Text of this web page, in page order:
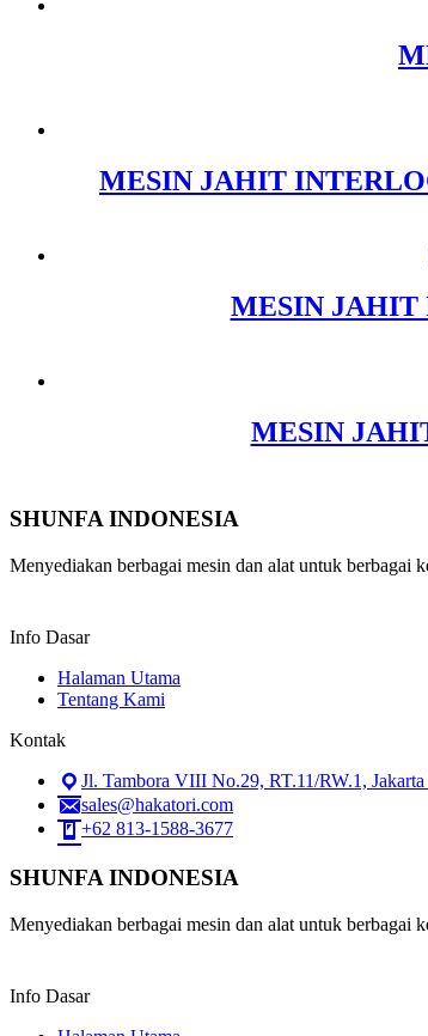
MESIN JAHIT
MESIN JAHIT
MESIN
SHUNFA INDONESIA
Menyediakan berbagai mesin dan alat untuk berbagai
Info Dasar
Halaman Utama
Tentang Kami
Kontak
Jl. Tambora VIII No.29, RT.11/RW.1,
sales@hakatori.com
+62 813-1588-3677
SHUNFA INDONESIA
Menyediakan berbagai mesin dan alat untuk berbagai
Info Dasar